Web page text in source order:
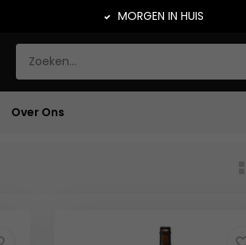
MORGEN IN HUIS
Over Ons